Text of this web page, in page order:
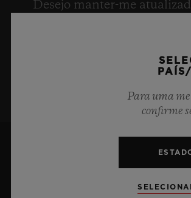
Desejo manter-me
INSCREVA-SE
Para uma
confirme